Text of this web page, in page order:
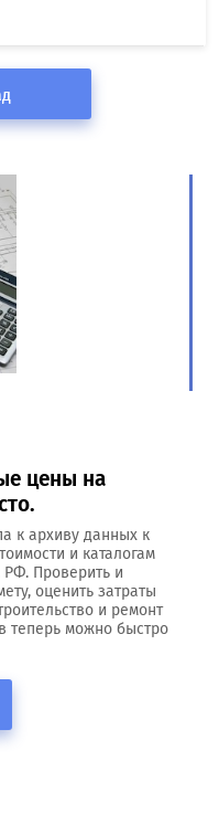
цены на
к архиву данных к
и каталогам
Проверить и
оценить затраты
и ремонт
теперь можно быстро